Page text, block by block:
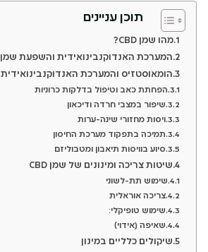
תוכן עניינים
מהו שמן CBD?
המערכת האנדוקנבינואידית והשפעת שמן CBD
הומאוסטזיס והמערכת האנדוקנבינואידית
הפחתת כאב וטיפול בדלקות כרוניות
שיפור במצבי חרדה ודיכאון
ויסות מחזורי שינה-ערות
תמיכה בתפקוד מערכת החיסון
סיוע בוויסות תיאבון ומטבוליזם
שיטות צריכה ומינונים של שמן CBD
שימוש תת-לשוני
צריכה אוראלית
שימוש טופיקלי:
שאיפה (אידוי)
שיקולים כלליים במינון